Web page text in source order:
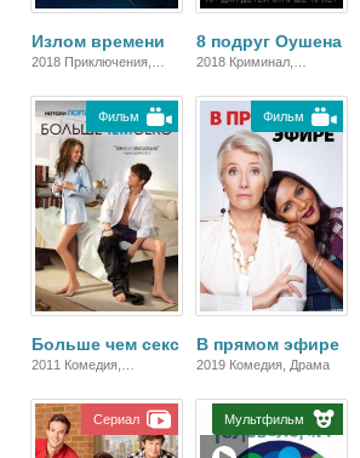
Излом времени
2018 Приключения,
Детский, Семейный,
Зарубежный, Драма
8 подруг Оушена
2018 Криминал,
Зарубежный
Фильм
Больше чем секс
2011 Комедия,
Мелодрама
Фильм
В прямом эфире
2019 Комедия, Драма
Сериал Мультфильм